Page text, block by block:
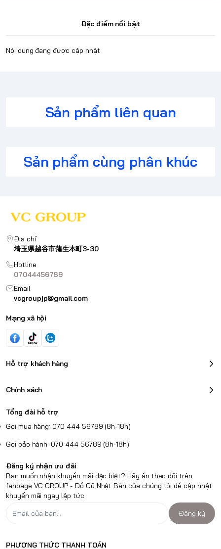
Đặc điểm nổi bật
Nội dung đang được cập nhật
Sản phẩm liên quan
Sản phẩm cùng phân khúc
Địa chỉ
埼玉県越谷市蒲生本町3-30
Hotline
07044456789
Email
vcgroupjp@gmail.com
Mạng xã hội
Hỗ trợ khách hàng
Chính sách
Tổng đài hỗ trợ
Gọi mua hàng: 070 444 56789 (8h-18h)
Gọi bảo hành: 070 444 56789 (8h-18h)
Đăng ký nhận ưu đãi
Bạn muốn nhận khuyến mãi đặc biệt? Hãy ấn theo dõi trên
fanpage VC GROUP - Đồ Cũ Nhật Bản của chúng tôi để cập nhật
khuyến mãi ngay lập tức
Đăng ký
PHƯƠNG THỨC THANH TOÁN